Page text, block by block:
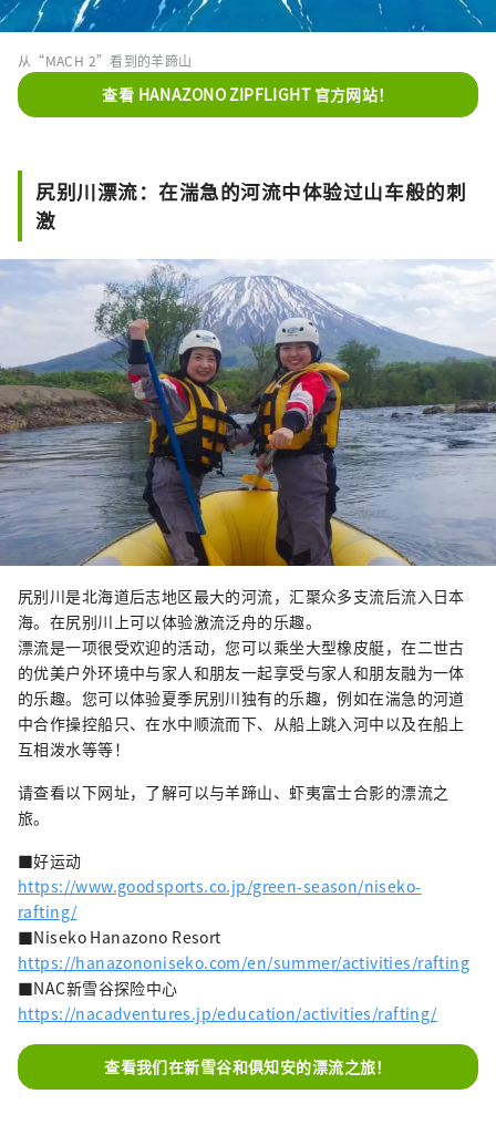
从“MACH 2”看到的羊蹄山
查看 HANAZONO ZIPFLIGHT 官方网站！
尻别川漂流：在湍急的河流中体验过山车般的刺
激
尻别川是北海道后志地区最大的河流，汇聚众多支流后流入日本
海。在尻别川上可以体验激流泛舟的乐趣。
漂流是一项很受欢迎的活动，您可以乘坐大型橡皮艇，在二世古
的优美户外环境中与家人和朋友一起享受与家人和朋友融为一体
的乐趣。您可以体验夏季尻别川独有的乐趣，例如在湍急的河道
中合作操控船只、在水中顺流而下、从船上跳入河中以及在船上
互相泼水等等！
请查看以下网址，了解可以与羊蹄山、虾夷富士合影的漂流之
旅。
■好运动
https://www.goodsports.co.jp/green-season/niseko-
rafting/
■Niseko Hanazono Resort
https://hanazononiseko.com/en/summer/activities/rafting
■NAC新雪谷探险中心
https://nacadventures.jp/education/activities/rafting/
查看我们在新雪谷和俱知安的漂流之旅！